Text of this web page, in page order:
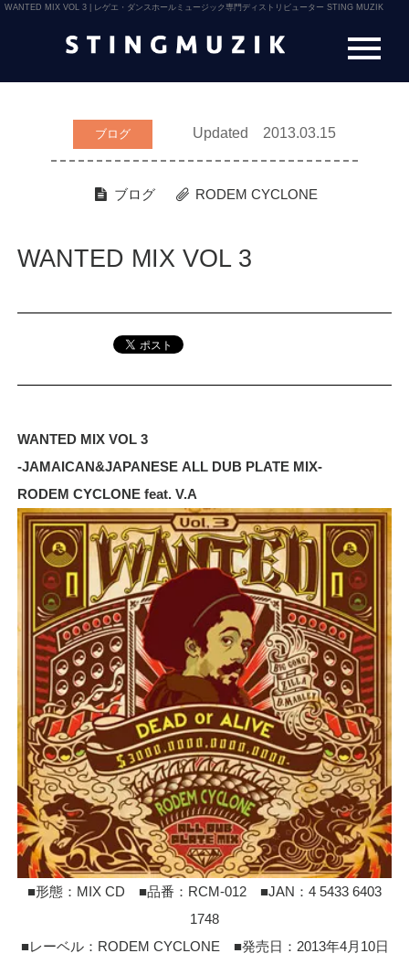
WANTED MIX VOL 3 | レゲエ・ダンスホールミュージック専門ディストリビューター STING MUZIK
ブログ Updated 2013.03.15
ブログ RODEM CYCLONE
WANTED MIX VOL 3
WANTED MIX VOL 3
-JAMAICAN&JAPANESE ALL DUB PLATE MIX-
RODEM CYCLONE feat. V.A
■形態：MIX CD ■品番：RCM-012 ■JAN：4 5433 6403
1748
■レーベル：RODEM CYCLONE ■発売日：2013年4月10日